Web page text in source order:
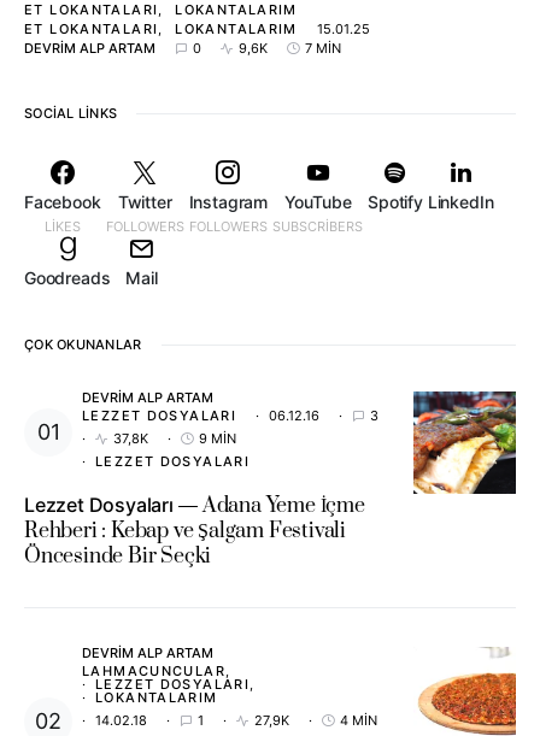
ET LOKANTALARI
LOKANTALARIM
ET LOKANTALARI
LOKANTALARIM
15.01.25
DEVRIM ALP ARTAM
0 9,6K 7 MIN
SOCIAL LINKS
Facebook
LIKES
Twitter
FOLLOWERS
Instagram
FOLLOWERS
YouTube
SUBSCRIBERS
Spotify LinkedIn
Goodreads Mail
ÇOK OKUNANLAR
DEVRIM ALP ARTAM
LEZZET DOSYALARI
06.12.16
3
37,8K
9 MIN
LEZZET DOSYALARI
Lezzet Dosyaları
Adana Yeme İçme
Rehberi : Kebap ve Şalgam Festivali
Öncesinde Bir Seçki
DEVRIM ALP ARTAM
LAHMACUNCULAR
LEZZET DOSYALARI
LOKANTALARIM
14.02.18
1 27,9K 4 MIN